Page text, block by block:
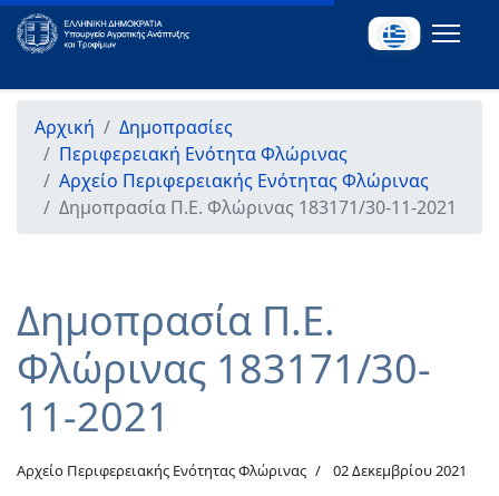
Αρχική
Δημοπρασίες
Περιφερειακή Ενότητα Φλώρινας
Αρχείο Περιφερειακής Ενότητας Φλώρινας
Δημοπρασία Π.Ε. Φλώρινας 183171/30-11-2021
Δημοπρασία Π.Ε.
Φλώρινας 183171/30-
11-2021
Αρχείο Περιφερειακής Ενότητας Φλώρινας 02 Δεκεμβρίου 2021